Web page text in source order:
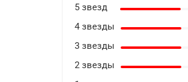
5 звезд
4 звезды
3 звезды
2 звезды